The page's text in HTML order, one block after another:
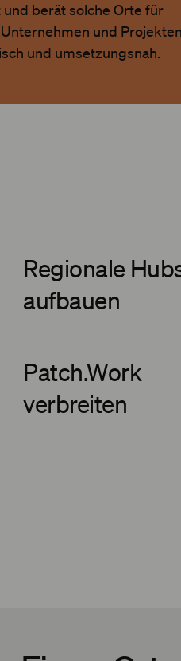
berät solche Orte für
und
und umsetzungsnah.
Regionale
aufbauen
Patch.Work
verbreiten